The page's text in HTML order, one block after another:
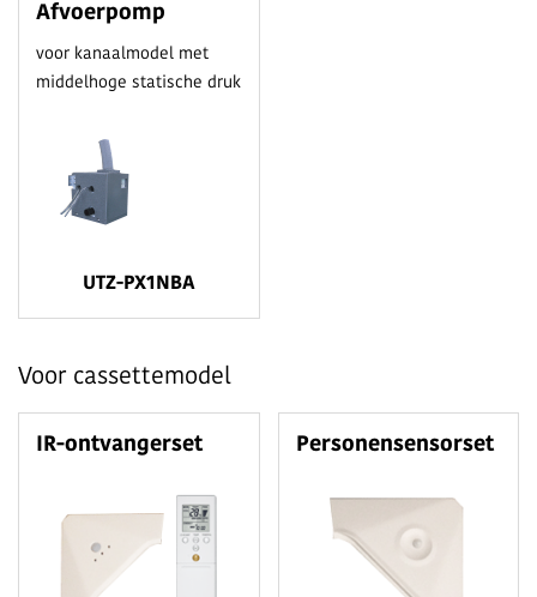
Afvoerpomp
voor kanaalmodel met
middelhoge statische druk
UTZ-PX1NBA
Voor cassettemodel
IR-ontvangerset Personensensorset